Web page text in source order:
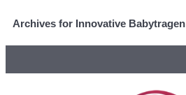
Archives for Innovative Babytragen